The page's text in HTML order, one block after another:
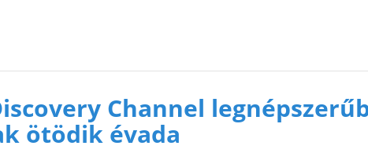
Channel
ötödik évada